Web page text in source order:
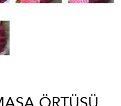
ÖRTÜSÜ